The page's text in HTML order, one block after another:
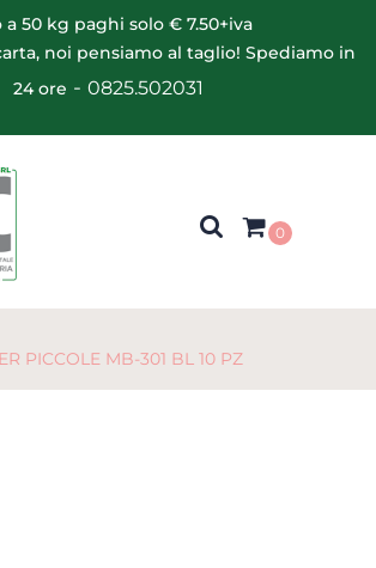
a 50 kg paghi solo € 7.50+iva
noi pensiamo al taglio! Spediamo in
24 ore - 0825.502031
0
PICCOLE MB-301 BL 10 PZ